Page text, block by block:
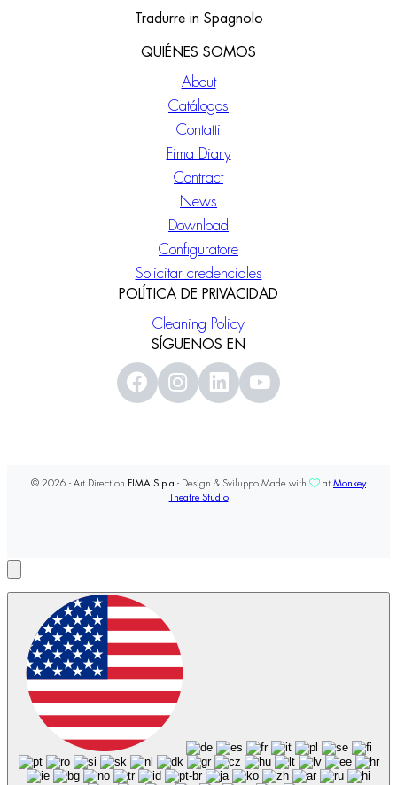
Tradurre in Spagnolo
QUIÉNES SOMOS
About
Catálogos
Contatti
Fima Diary
Contract
News
Download
Configuratore
Solicitar credenciales
POLÍTICA DE PRIVACIDAD
Cleaning Policy
SÍGUENOS EN
© 2026 - Art Direction FIMA S.p.a - Design & Sviluppo Made with at Monkey
Theatre Studio